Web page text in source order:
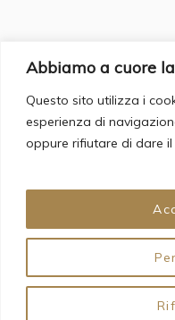
Abbiamo a cuore
Questo sito utilizza i
esperienza di
oppure rifiutare di dare il
Credits
Supervisor: Fulvio Iannucci
Bergamo
Copywriting & Web Design:
© 2024 Fondazione